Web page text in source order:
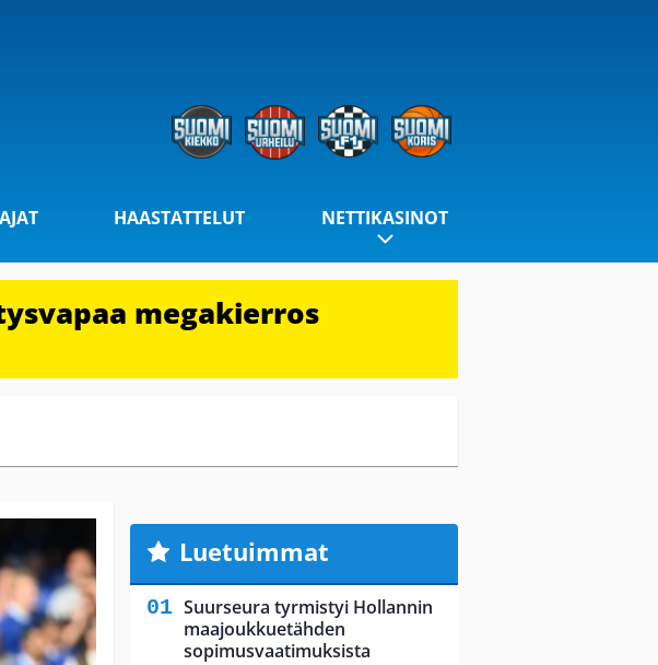
HAASTATTELUT NETTIKASINOT
megakierros
Luetuimmat
Suurseura tyrmistyi Hollannin
maajoukkuetähden
sopimusvaatimuksista